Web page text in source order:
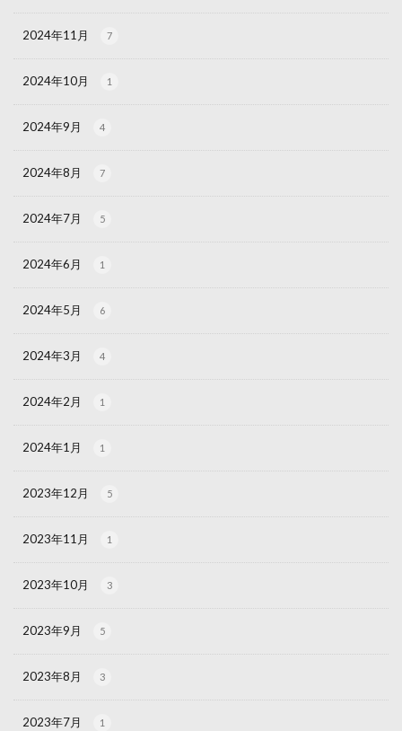
2024年11月 7
2024年10月 1
2024年9月 4
2024年8月 7
2024年7月 5
2024年6月 1
2024年5月 6
2024年3月 4
2024年2月 1
2024年1月 1
2023年12月 5
2023年11月 1
2023年10月 3
2023年9月 5
2023年8月 3
2023年7月 1